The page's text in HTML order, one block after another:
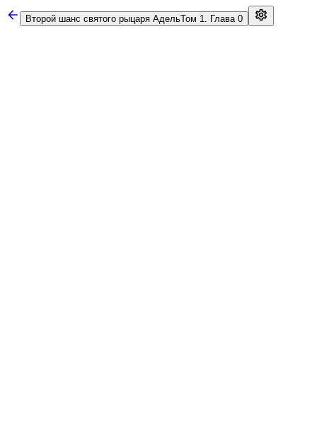
Второй шанс святого рыцаря АдельТом 1. Глава 0